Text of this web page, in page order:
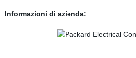
Informazioni di azienda: